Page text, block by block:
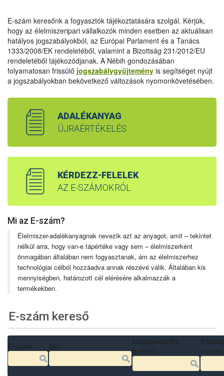
E-szám keresőnk a fogyasztók tájékoztatására szolgál. Kérjük,
hogy az élelmiszeripari vállalkozók minden esetben az aktuálisan
hatályos jogszabályokból, az Európai Parlament és a Tanács
1333/2008/EK rendeletéből, valamint a Bizottság 231/2012/EU
rendeletéből tájékozódjanak. A Nébih gondozásában
folyamatosan frissülő jogszabálygyűjtemény is segítséget nyújt
a jogszabályokban bekövetkező változások nyomonkövetésében.
ADALÉKANYAG
ÚJRAÉRTÉKELÉS
KÉRDEZZ-FELELEK
AZ E-SZÁMOKRÓL
Mi az E-szám?
Élelmiszer-adalékanyagnak nevezik azt az anyagot, amit – tekintet
nélkül arra, hogy van-e tápértéke vagy sem – élelmiszerként
önmagában általában nem fogyasztanak, ám az élelmiszerhez
technológiai célból hozzáadva annak részévé válik. Általában kis
mennyiségben, határozott cél elérésére alkalmazzák a
termékekben.
E-szám kereső